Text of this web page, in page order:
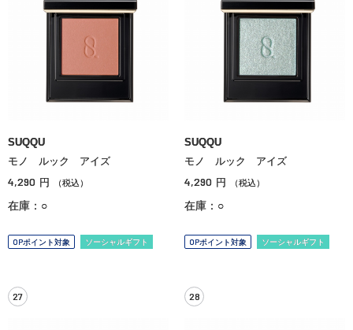
SUQQU
モノ ルック アイズ
4,290 円 （税込）
在庫：○
OPポイント対象 ソーシャルギフト
SUQQU
モノ ルック アイズ
4,290 円 （税込）
在庫：○
OPポイント対象 ソーシャルギフト
27 28